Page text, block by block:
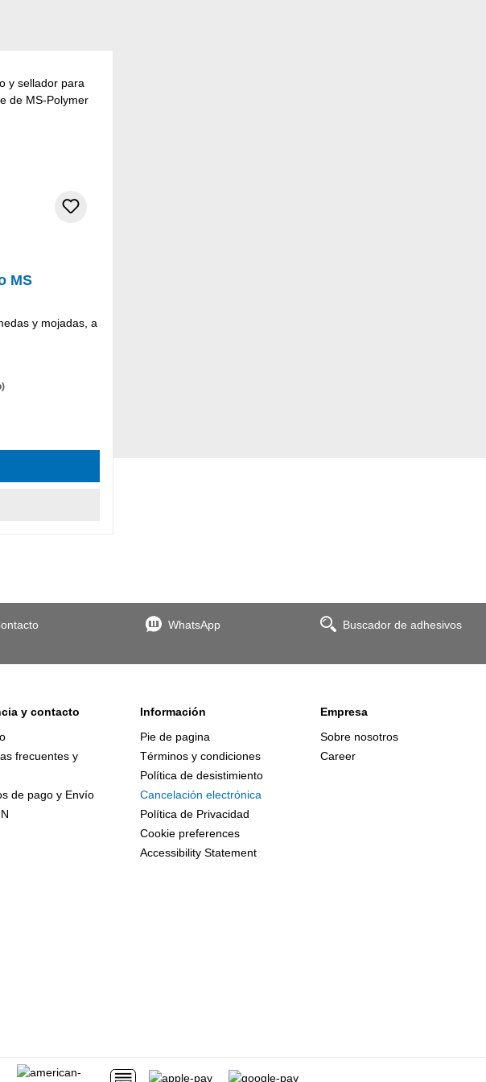
MS
y mojadas, a
WhatsApp Buscador de adhesivos
y contacto
frecuentes y
de pago y Envío
Información
Pie de pagina
Términos y condiciones
Política de desistimiento
Cancelación electrónica
Política de Privacidad
Cookie preferences
Accessibility Statement
Empresa
Sobre nosotros
Career